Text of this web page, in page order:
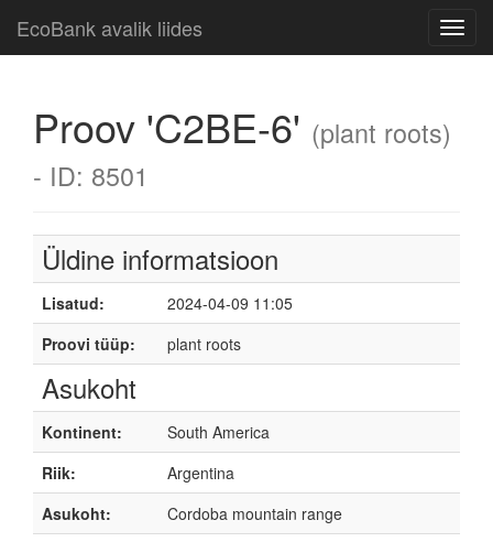
EcoBank avalik liides
Proov 'C2BE-6' (plant roots)
- ID: 8501
Üldine informatsioon
Lisatud:
2024-04-09 11:05
Proovi tüüp:
plant roots
Asukoht
Kontinent:
South America
Riik:
Argentina
Asukoht:
Cordoba mountain range